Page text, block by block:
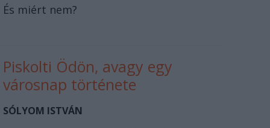
És miért nem?
Piskolti Ödön, avagy egy
városnap története
SÓLYOM ISTVÁN